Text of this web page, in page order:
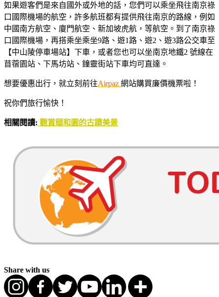
如果遊客們是來自國外或外地的話，您們可以乘坐飛往南京祿
口國際機場的航空，許多航班都有提供飛往南京的路線，例如
中國南方航空、廈門航空、新加坡虎航，等航空。到了南京祿
口國際機場，再搭乘坐乘坐9路、遊1路、遊2、遊3路公交車至
【中山陵停車場站】下車，或者您也可以坐南京地鐵2 號線在
苜蓿園站、下馬坊站、鐘靈街站下車均可直達。
想要優惠出行，就立刻前往Airpaz 網站購買廉價機票啦！
祝你們旅行愉快！
相關閱讀: 觀賞頤和園的古蹟美景
Share with us